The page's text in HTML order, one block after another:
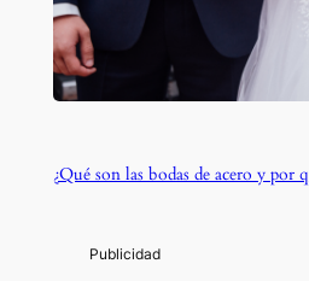
¿Qué son las bodas de acero y por